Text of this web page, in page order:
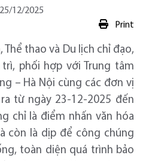
12/2025
Print
Thể thao và Du lịch chỉ đạo,
trì, phối hợp với Trung tâm
– Hà Nội cùng các đơn vị
từ ngày 23-12-2025 đến
chỉ là điểm nhấn văn hóa
còn là dịp để công chúng
toàn diện quá trình bảo